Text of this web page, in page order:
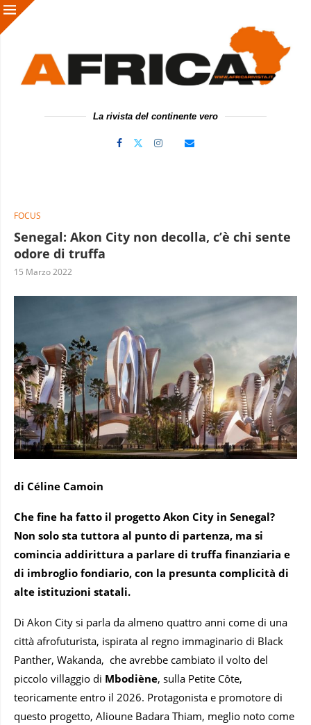
La rivista del continente vero
FOCUS
Senegal: Akon City non decolla, c’è chi sente
odore di truffa
15 Marzo 2022
di Céline Camoin
Che fine ha fatto il progetto Akon City in Senegal?
Non solo sta tuttora al punto di partenza, ma si
comincia addirittura a parlare di truffa finanziaria e
di imbroglio fondiario, con la presunta complicità di
alte istituzioni statali.
Di Akon City si parla da almeno quattro anni come di una
città afrofuturista, ispirata al regno immaginario di Black
Panther, Wakanda, che avrebbe cambiato il volto del
piccolo villaggio di Mbodiène, sulla Petite Côte,
teoricamente entro il 2026. Protagonista e promotore di
questo progetto, Alioune Badara Thiam, meglio noto come